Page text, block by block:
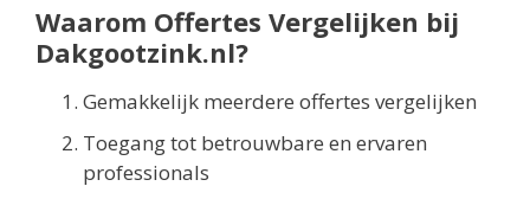
Waarom Offertes Vergelijken bij
Dakgootzink.nl?
Gemakkelijk meerdere offertes vergelijken
Toegang tot betrouwbare en ervaren
professionals